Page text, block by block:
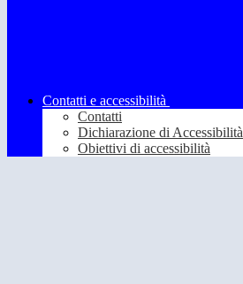
Contatti e accessibilità
Contatti
Dichiarazione di Accessibilità
Obiettivi di accessibilità